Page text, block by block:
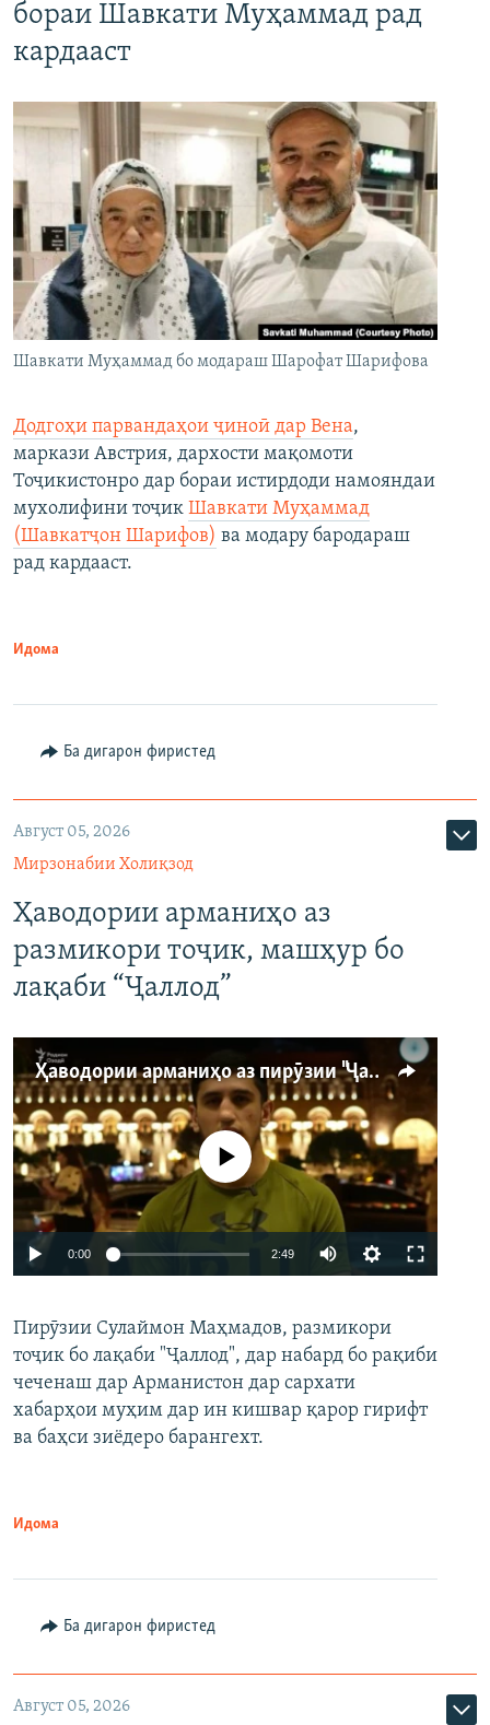
бораи Шавкати Муҳаммад рад
кардааст
Шавкати Муҳаммад бо модараш Шарофат Шарифова
Додгоҳи парвандаҳои ҷиноӣ дар Вена,
маркази Австрия, дархости мақомоти
Тоҷикистонро дар бораи истирдоди намояндаи
мухолифини тоҷик Шавкати Муҳаммад
(Шавкатҷон Шарифов) ва модару бародараш
рад кардааст.
Идома
Ба дигарон фиристед
Август 05, 2026
Мирзонабии Холиқзод
Ҳаводории арманиҳо аз
размикори тоҷик, машҳур бо
лақаби “Ҷаллод”
Ҳаводории арманиҳо аз пирӯзии "Ҷаллод"-и тоҷик
Auto 240p 360p 480p
720p 1080p
Феълан кор намекунад
0:00 2:49
360p
480p
Пирӯзии Сулаймон Маҳмадов, размикори
тоҷик бо лақаби "Ҷаллод", дар набард бо рақиби
чеченаш дар Арманистон дар сархати
хабарҳои муҳим дар ин кишвар қарор гирифт
ва баҳси зиёдеро барангехт.
Идома
Ба дигарон фиристед
Август 05, 2026